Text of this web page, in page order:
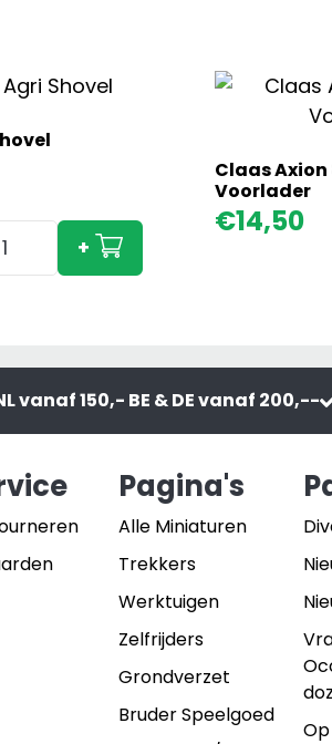
+
Claas
Voorlader
€14,50
vanaf 150,- BE & DE vanaf 200,--
Pagina's
Alle Miniaturen
Trekkers
Werktuigen
Zelfrijders
Grondverzet
Bruder Speelgoed